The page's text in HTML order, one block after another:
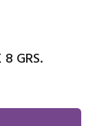
GRS.